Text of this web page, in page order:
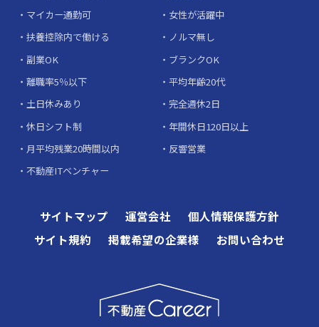
マイカー通勤可
女性が活躍中
扶養控除内で働ける
ノルマ無し
副業OK
ブランクOK
離職率5％以下
平均年齢20代
土日休みあり
完全週休2日
休日シフト制
年間休日120日以上
月平均残業20時間以内
反響営業
不動産ITベンチャー
サイトマップ 運営会社
個人情報保護方針
サイト規約
掲載希望の企業様 お問い合わせ